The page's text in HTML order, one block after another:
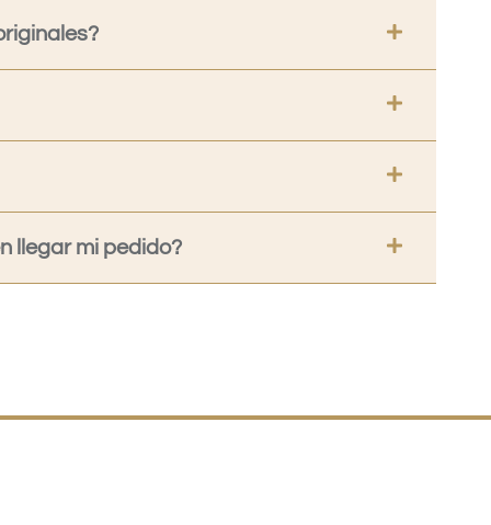
llegar mi pedido?